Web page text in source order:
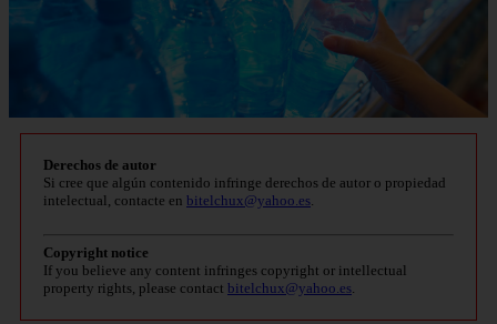
Derechos de autor
Si cree que algún contenido infringe derechos de autor o propiedad
intelectual, contacte en bitelchux@yahoo.es
Copyright notice
If you believe any content infringes copyright or intellectual
property rights, please contact bitelchux@yahoo.es